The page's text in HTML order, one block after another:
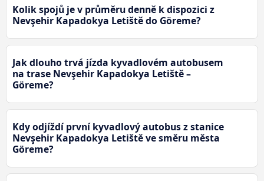
Kolik spojů je v průměru denně k dispozici z
Nevşehir Kapadokya Letiště do Göreme?
Jak dlouho trvá jízda kyvadlovém autobusem
na trase Nevşehir Kapadokya Letiště –
Göreme?
Kdy odjíždí první kyvadlový autobus z stanice
Nevşehir Kapadokya Letiště ve směru města
Göreme?